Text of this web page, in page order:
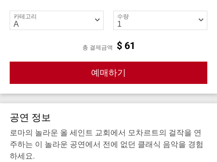
카테고리 수량
총 결제금액 $ 61
예매하기
공연 정보
로마의 놀라운 올 세인트 교회에서 모차르트의 걸작을 연
주하는 이 놀라운 공연에서 전에 없던 클래식 음악을 경험
하세요.